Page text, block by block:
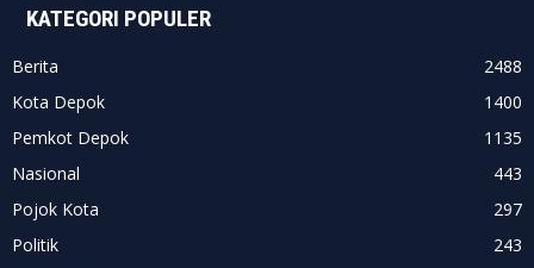
KATEGORI POPULER
Berita
2488
Kota Depok
1400
Pemkot Depok
1135
Nasional
443
Pojok Kota
297
Politik
243